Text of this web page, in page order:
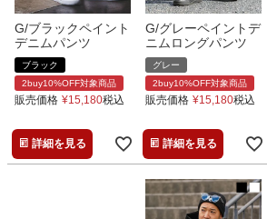
G/ブラックペイント
デニムパンツ
ブラック
2buy10%OFF対象商品
販売価格 ¥15,180税込
詳細を見る
G/グレーペイントデ
ニムロングパンツ
グレー
2buy10%OFF対象商品
販売価格 ¥15,180税込
詳細を見る